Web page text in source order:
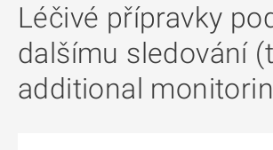
Léčivé přípravky
dalšímu sledování
additional